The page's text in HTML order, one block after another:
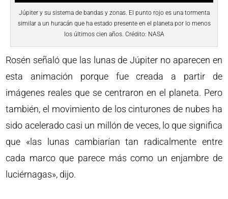
Júpiter y su sistema de bandas y zonas. El punto rojo es una tormenta
similar a un huracán que ha estado presente en el planeta por lo menos
los últimos cien años. Crédito: NASA
Rosén señaló que las lunas de Júpiter no aparecen en
esta animación porque fue creada a partir de
imágenes reales que se centraron en el planeta. Pero
también, el movimiento de los cinturones de nubes ha
sido acelerado casi un millón de veces, lo que significa
que «las lunas cambiarían tan radicalmente entre
cada marco que parece más como un enjambre de
luciérnagas», dijo.